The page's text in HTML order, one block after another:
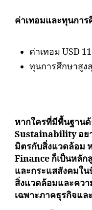
ค่าเทอมและทุนการ
ค่าเทอม USD
ทุนการศึกษาสูง
หากใครที่มีพื้นฐาน
Sustainability อย
มิตรกับสิ่งแวดล้อม
Finance ก็เป็นหลั
และกระแสสังคมใ
สิ่งแวดล้อมและคว
เฉพาะภาคธุรกิจแล